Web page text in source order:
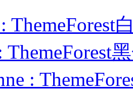
ThemeForest
ThemeForest
: